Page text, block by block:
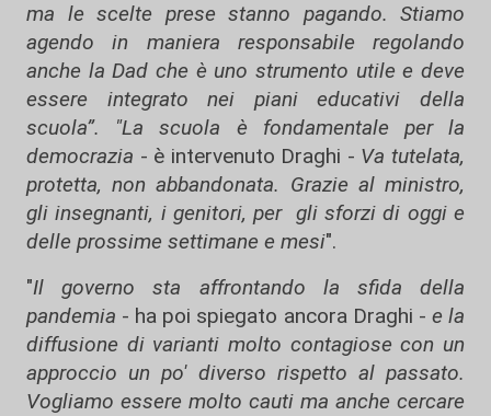
ma le scelte prese stanno pagando. Stiamo
agendo in maniera responsabile regolando
anche la Dad che è uno strumento utile e deve
essere integrato nei piani educativi della
scuola”. "La scuola è fondamentale per la
democrazia - è intervenuto Draghi - Va tutelata,
protetta, non abbandonata. Grazie al ministro,
gli insegnanti, i genitori, per gli sforzi di oggi e
delle prossime settimane e mesi".
"Il governo sta affrontando la sfida della
pandemia - ha poi spiegato ancora Draghi - e la
diffusione di varianti molto contagiose con un
approccio un po' diverso rispetto al passato.
Vogliamo essere molto cauti ma anche cercare